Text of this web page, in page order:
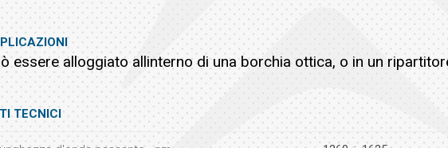
essere alloggiato allinterno di una borchia ottica, o in un
TECNICI